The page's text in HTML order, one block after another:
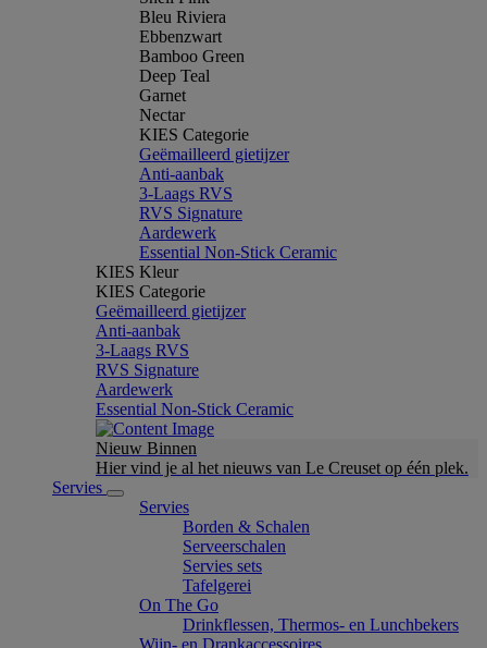
Bleu Riviera
Ebbenzwart
Bamboo Green
Deep Teal
Garnet
Nectar
KIES Categorie
Geëmailleerd gietijzer
Anti-aanbak
3-Laags RVS
RVS Signature
Aardewerk
Essential Non-Stick Ceramic
KIES Kleur
KIES Categorie
Geëmailleerd gietijzer
Anti-aanbak
3-Laags RVS
RVS Signature
Aardewerk
Essential Non-Stick Ceramic
Nieuw Binnen
Hier vind je al het nieuws van Le Creuset op één plek.
Servies
Servies
Borden & Schalen
Serveerschalen
Servies sets
Tafelgerei
On The Go
Drinkflessen, Thermos- en Lunchbekers
Wijn- en Drankaccessoires